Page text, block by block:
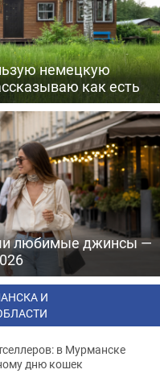
немецкую
как есть
любимые джинсы —
И
в Мурманске
дню кошек